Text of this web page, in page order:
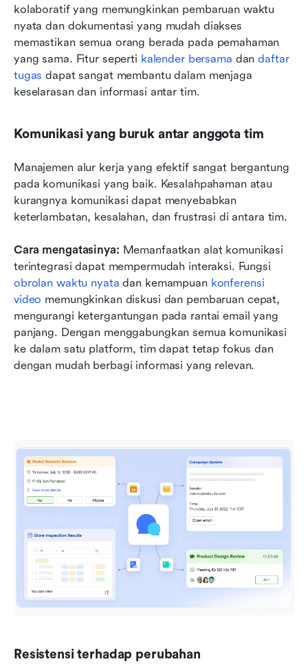
kolaboratif yang memungkinkan pembaruan waktu
nyata dan dokumentasi yang mudah diakses
memastikan semua orang berada pada pemahaman
yang sama. Fitur seperti kalender bersama dan daftar
tugas dapat sangat membantu dalam menjaga
keselarasan dan informasi antar tim.
Komunikasi yang buruk antar anggota tim
Manajemen alur kerja yang efektif sangat bergantung
pada komunikasi yang baik. Kesalahpahaman atau
kurangnya komunikasi dapat menyebabkan
keterlambatan, kesalahan, dan frustrasi di antara tim.
Cara mengatasinya: Memanfaatkan alat komunikasi
obrolan waktu nyata dan kemampuan konferensi
video memungkinkan diskusi dan pembaruan cepat,
mengurangi ketergantungan pada rantai email yang
panjang. Dengan menggabungkan semua komunikasi
ke dalam satu platform, tim dapat tetap fokus dan
dengan mudah berbagi informasi yang relevan.
Resistensi terhadap perubahan